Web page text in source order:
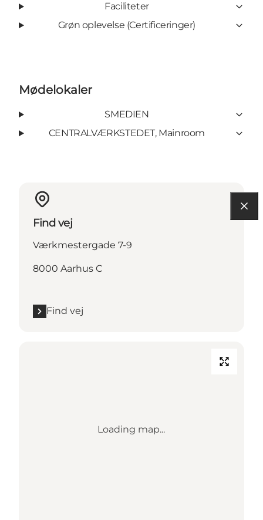
Faciliteter
Grøn oplevelse (Certificeringer)
Mødelokaler
SMEDIEN
CENTRALVÆRKSTEDET, Mainroom
Find vej
Værkmestergade 7-9
8000 Aarhus C
Find vej
Loading map...